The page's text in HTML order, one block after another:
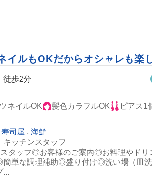
イルもOKだからオシャレも楽
歩2分
ネイルOK 髪色カラフルOK ピアス1
寿司屋 , 海鮮
キッチンスタッフ
タッフ◎お客様のご案内◎お料理やド
単な調理補助◎盛り付け◎洗い場（皿洗
...